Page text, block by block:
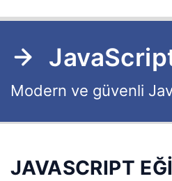
Modern ve güvenli
JAVASCRIPT